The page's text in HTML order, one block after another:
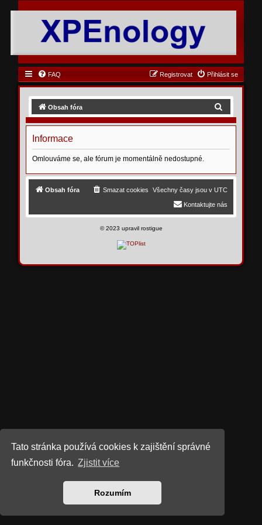
Tato stránka používá cookies k zajištění správné
funkčnosti fóra. Zjistit více
Rozumím
FAQ Přihlásit se
Registrovat
Obsah fóra
d
t
Informace
Omlouváme se, ale fórum je momentálně nedostupné.
Obsah fóra Všechny časy jsou v UTC
Smazat cookies
Kontaktujte nás
©2023 upravil rostigue